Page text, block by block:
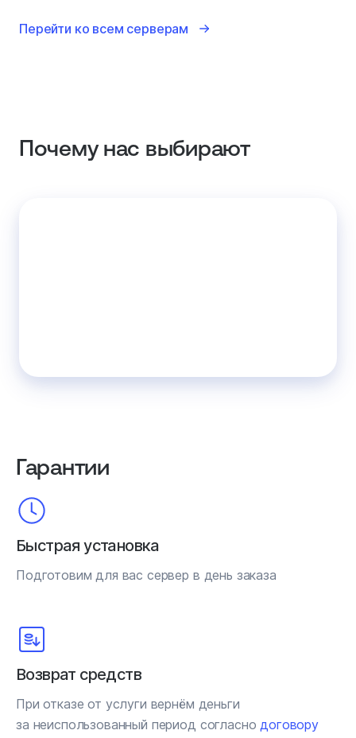
Перейти ко всем серверам
Почему нас выбирают
Гарантии
Быстрая установка
Подготовим для вас сервер в день заказа
Возврат средств
При отказе от услуги вернём деньги
за неиспользованный период согласнодоговору